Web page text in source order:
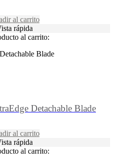
al carrito
rápida
al carrito:
Blade
Detachable Blade
al carrito
rápida
al carrito: